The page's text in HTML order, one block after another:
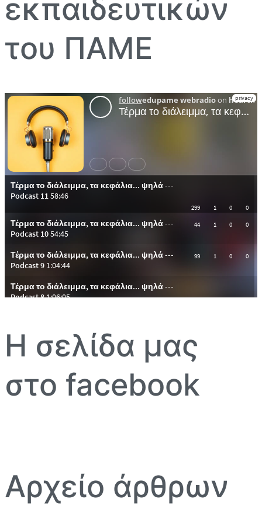
εκπαιδευτικών
του ΠΑΜΕ
Η σελίδα μας
στο facebook
Αρχείο άρθρων